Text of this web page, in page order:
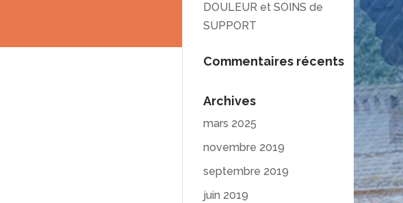
DOULEUR et SOINS de
SUPPORT
Commentaires récents
Archives
mars 2025
novembre 2019
septembre 2019
juin 2019